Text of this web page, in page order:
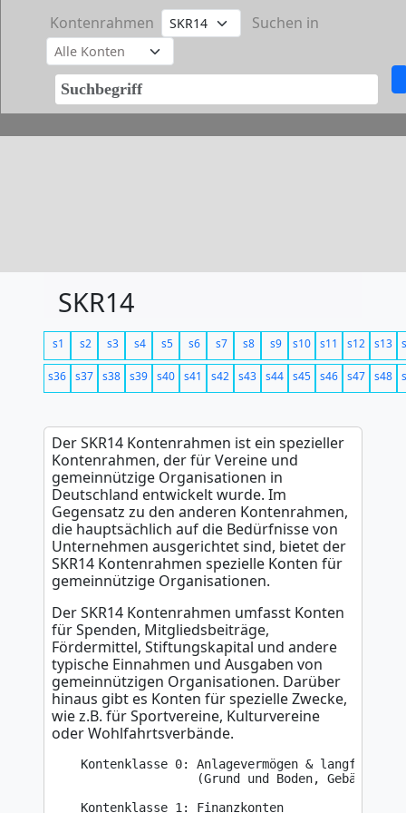
Kontenrahmen Suchen in
SKR14
s1 s2 s3 s4 s5 s6 s7 s8 s9 s10 s11 s12 s13
s36 s37 s38 s39 s40 s41 s42 s43 s44 s45 s46 s47 s48
Der SKR14 Kontenrahmen ist ein spezieller
Kontenrahmen, der für Vereine und
gemeinnützige Organisationen in
Deutschland entwickelt wurde. Im
Gegensatz zu den anderen Kontenrahmen,
die hauptsächlich auf die Bedürfnisse von
Unternehmen ausgerichtet sind, bietet der
SKR14 Kontenrahmen spezielle Konten für
gemeinnützige Organisationen.
Der SKR14 Kontenrahmen umfasst Konten
für Spenden, Mitgliedsbeiträge,
Fördermittel, Stiftungskapital und andere
typische Einnahmen und Ausgaben von
gemeinnützigen Organisationen. Darüber
hinaus gibt es Konten für spezielle Zwecke,
wie z.B. für Sportvereine, Kulturvereine
oder Wohlfahrtsverbände.
Kontenklasse 0: Anlagevermögen &
(Grund und Boden, Gebäude,
    Kontenklasse 1: Finanzkonten